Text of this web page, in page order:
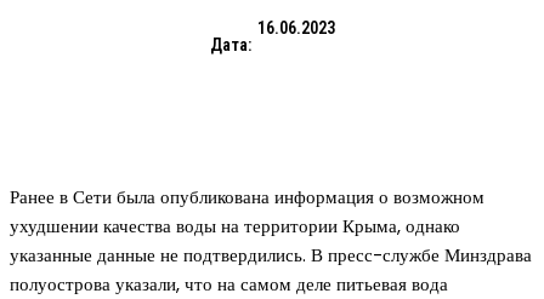
Дата:
16.06.2023
Ранее в Сети была опубликована информация о возможном
ухудшении качества воды на территории Крыма, однако
указанные данные не подтвердились. В пресс-службе Минздрава
полуострова указали, что на самом деле питьевая вода